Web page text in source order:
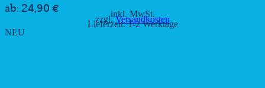
ab: 24,90 € inkl. MwSt.
zzgl.Versandkosten
Lieferzeit:1-2 Werktage
NEU